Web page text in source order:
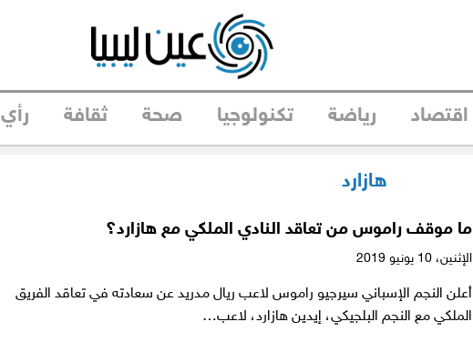
اقتصاد رياضة تكنولوجيا صحة ثقافة رأي
هازارد
ما موقف راموس من تعاقد النادي الملكي مع هازارد؟
الإثنين،
أعلن النجم الإسباني سيرجيو راموس لاعب ريال مدريد عن سعادته في تعاقد الفريق
الملكي مع النجم البلجيكي، إيدين هازارد، لاعب…